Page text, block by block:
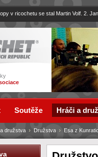
v ricochetu se stal Martin Volf. 2.
družstva › Družstva › Esa z Kunratic
Soutěže Hráči a